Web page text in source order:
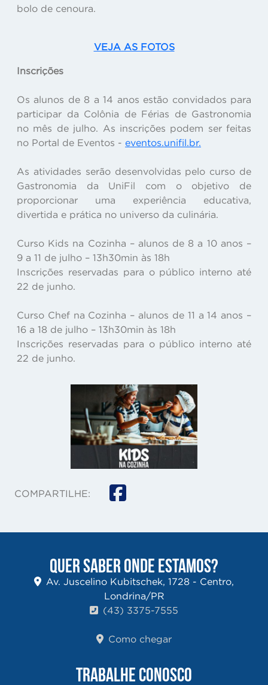
bolo de cenoura.
VEJA AS FOTOS
Inscrições
Os alunos de 8 a 14 anos estão convidados para
participar da Colônia de Férias de Gastronomia
no mês de julho. As inscrições podem ser feitas
no Portal de Eventos - eventos.unifil.br.
As atividades serão desenvolvidas pelo curso de
Gastronomia da UniFil com o objetivo de
proporcionar uma experiência educativa,
divertida e prática no universo da culinária.
Curso Kids na Cozinha – alunos de 8 a 10 anos –
9 a 11 de julho – 13h30min às 18h
Inscrições reservadas para o público interno até
22 de junho.
Curso Chef na Cozinha – alunos de 11 a 14 anos –
16 a 18 de julho – 13h30min às 18h
Inscrições reservadas para o público interno até
22 de junho.
COMPARTILHE:
QUER SABER ONDE ESTAMOS?
Av. Juscelino Kubitschek, 1728 - Centro,
Londrina/PR
(43) 3375-7555
Como chegar
TRABALHE CONOSCO